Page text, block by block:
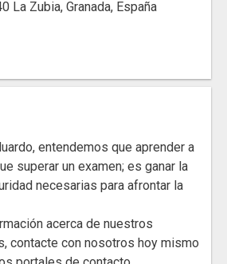
La Zubia, Granada, España
entendemos que aprender a
superar un examen; es ganar la
necesarias para afrontar la
acerca de nuestros
contacte con nosotros hoy mismo